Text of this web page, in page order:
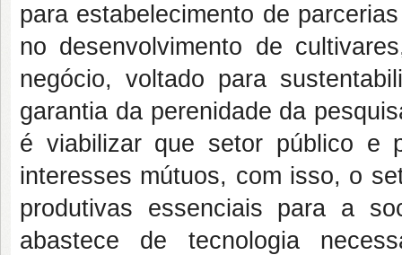
para estabelecimento de
no desenvolvimento de
negócio, voltado para
garantia da perenidade da
é viabilizar que setor público e
interesses mútuos, com isso, o
produtivas essenciais para a
abastece de tecnologia